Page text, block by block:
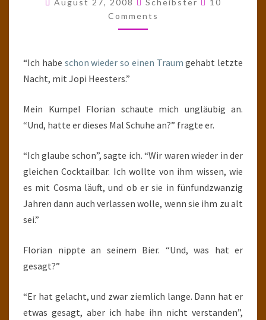
HEESTERS
(2)
August 27, 2008 Scheibster
10
Comments
“Ich habe schon wieder so einen Traum gehabt letzte
Nacht, mit Jopi Heesters.”
Mein Kumpel Florian schaute mich ungläubig an.
“Und, hatte er dieses Mal Schuhe an?” fragte er.
“Ich glaube schon”, sagte ich. “Wir waren wieder in der
gleichen Cocktailbar. Ich wollte von ihm wissen, wie
es mit Cosma läuft, und ob er sie in fünfundzwanzig
Jahren dann auch verlassen wolle, wenn sie ihm zu alt
sei.”
Florian nippte an seinem Bier. “Und, was hat er
gesagt?”
“Er hat gelacht, und zwar ziemlich lange. Dann hat er
etwas gesagt, aber ich habe ihn nicht verstanden”,